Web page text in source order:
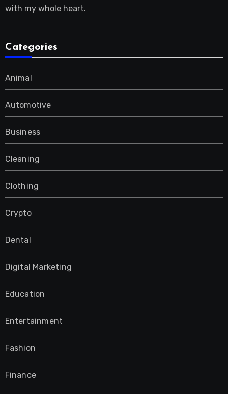
with my whole heart.
Categories
Animal
Automotive
Business
Cleaning
Clothing
Crypto
Dental
Digital Marketing
Education
Entertainment
Fashion
Finance